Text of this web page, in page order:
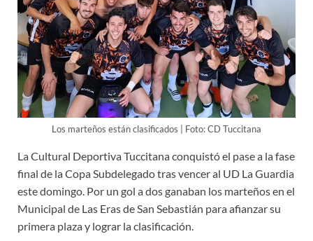
Los marteños están clasificados | Foto: CD Tuccitana
La Cultural Deportiva Tuccitana conquistó el pase a la fase
final de la Copa Subdelegado tras vencer al UD La Guardia
este domingo. Por un gol a dos ganaban los marteños en el
Municipal de Las Eras de San Sebastián para afianzar su
primera plaza y lograr la clasificación.